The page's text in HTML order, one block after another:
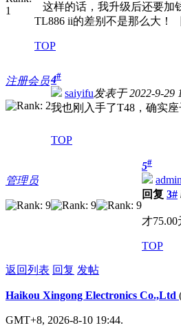
这样的话，我升级后还要加
TL886 ii的差别不是那么大！
TOP
注册会员4#
saiyifu发表于 2022-9-29
我也刚入手了T48，确实
TOP
管理员
5#
admin
回复 3#
才75.00
TOP
返回列表 回复 发帖
Haikou Xingong Electronics Co.,Ltd
GMT+8, 2026-8-10 19:44.